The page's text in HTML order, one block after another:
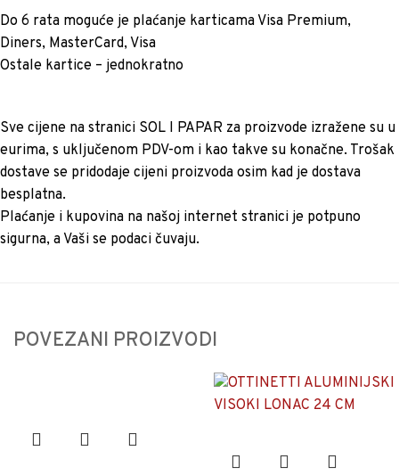
Do 6 rata moguće je plaćanje karticama Visa Premium,
Diners, MasterCard, Visa
Ostale kartice – jednokratno
Sve cijene na stranici SOL I PAPAR za proizvode izražene su u
eurima, s uključenom PDV-om i kao takve su konačne. Trošak
dostave se pridodaje cijeni proizvoda osim kad je dostava
besplatna.
Plaćanje i kupovina na našoj internet stranici je potpuno
sigurna, a Vaši se podaci čuvaju.
POVEZANI PROIZVODI